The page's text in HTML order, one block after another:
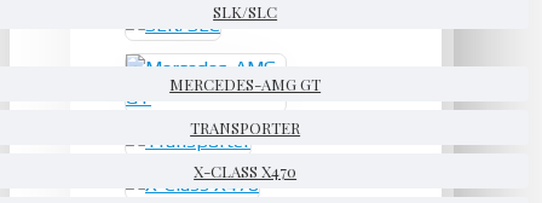
SLK/SLC
MERCEDES-AMG GT
TRANSPORTER
X-CLASS X470